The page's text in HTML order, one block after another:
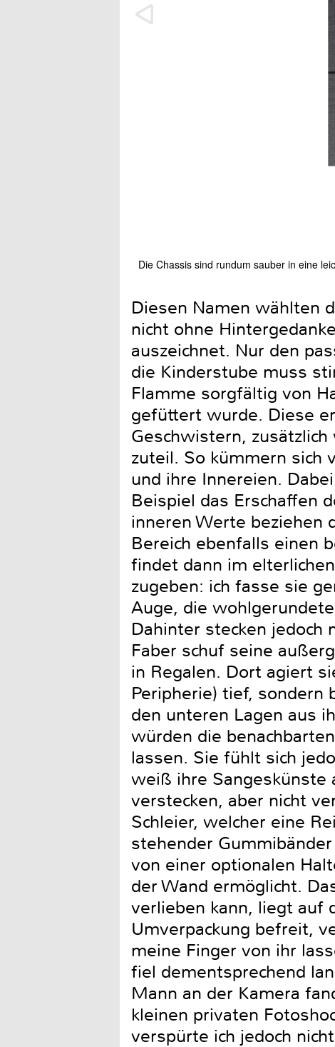
Die Chassis sind rundum sauber in eine
Diesen Namen wählten
nicht ohne
auszeichnet. Nur den
die Kinderstube muss
Flamme sorgfältig von
gefüttert wurde. Diese
Geschwistern,
zuteil. So kümmern sich
und ihre Innereien.
Beispiel das Erschaffen
inneren Werte beziehen
Bereich ebenfalls einen
findet dann im
zugeben: ich fasse sie
Auge, die
Dahinter stecken jedoch
Faber schuf seine
in Regalen. Dort agiert
Peripherie) tief, sondern
den unteren Lagen aus
würden die
lassen. Sie fühlt sich
weiß ihre Sangeskünste
verstecken, aber nicht
Schleier, welcher eine
stehender
von einer optionalen
der Wand ermöglicht.
verlieben kann, liegt auf
Umverpackung befreit,
meine Finger von ihr
fiel dementsprechend
Mann an der Kamera
kleinen privaten
verspürte ich jedoch